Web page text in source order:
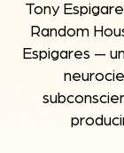
Tony
Random
Espigares —